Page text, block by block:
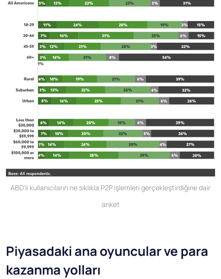
ABD'li kullanıcıların ne sıklıkla P2P işlemleri gerçekleştirdiğine dair
anket
Piyasadaki ana oyuncular ve para
kazanma yolları